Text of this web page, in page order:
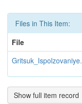
Files in This Item:
File
Show full item record